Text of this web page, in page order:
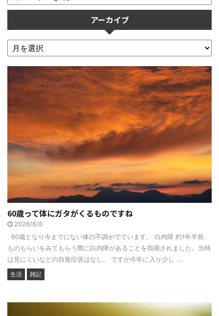
アーカイブ
60歳って体にガタがくるものですね
2026/8/8
60歳となり今までにない体の不調がでています。 白内障 約1年半前、
ものもらいをみてもらう際に白内障があることを指摘されました。当時
は見にくいなどの自覚症状はなし。 ですが今年に入り少し ...
生活 雑記